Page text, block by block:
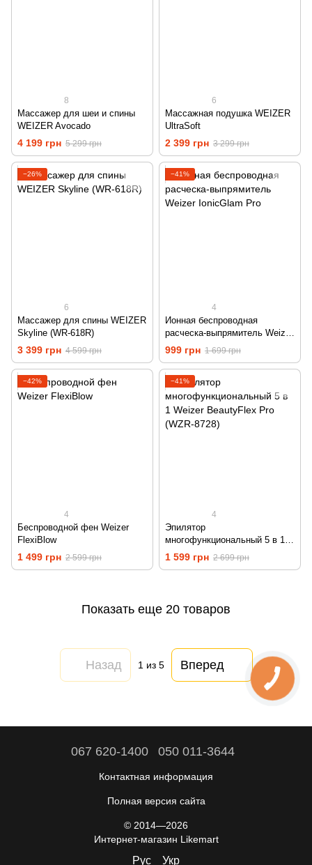
8
Массажер для шеи и спины
WEIZER Avocado
4 199 грн 5 299 грн
6
Массажная подушка WEIZER
UltraSoft
2 399 грн 3 299 грн
−26%
6
Массажер для спины WEIZER
Skyline (WR-618R)
3 399 грн 4 599 грн
−41%
4
Ионная беспроводная
расческа-выпрямитель Weizer
IonicGlam Pro
999 грн 1 699 грн
−42%
4
Беспроводной фен Weizer
FlexiBlow
1 499 грн 2 599 грн
−41%
4
Эпилятор
многофункциональный 5 в 1
Weizer BeautyFlex Pro (WZR-
1 599 грн 2 699 грн
Показать еще 20 товаров
Назад 1из 5 Вперед
067 620-1400 050 011-3644
Контактная информация
Полная версия сайта
© 2014—2026
Интернет-магазин Likemart
Рус Укр